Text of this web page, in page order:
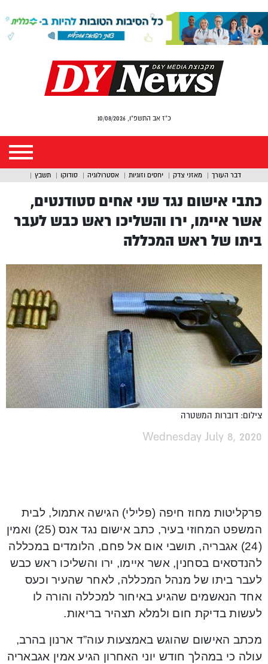
כ"ז אב התשפ"ו, 10/08/2026
דבר העורך מאזני צדק יחסים וזוגיות אסטרולוגיה סודוקו תשבץ
כתבי אישום נגד שני אחים סטודנטים,
אשר איימו, ירו והשליכו ראש כבש לעבר
ביתו של ראש המכללה
צילום: דוברות המשטרה
Wednesday July 8, 2020
פרקליטות מחוז חיפה (פלילי) הגישה אתמול, לבית
המשפט המחוזי בעיר, כתב אישום נגד אנס (25) ואמין
(24) אגבריה, תושבי אום אל פחם, הלומדים במכללה
להנדסאים בסחנין, אשר איימו, ירו והשליכו ראש כבש
לעבר ביתו של מנהל המכללה, לאחר שהעיר וכעס
אחד הנאשמים שהגיע באיחור למכללה והורה לו
לעשות בדיקת חום ולמלא תצהיר בריאות.
מכתב האישום שהוגש באמצעות עוה”ד ארנון בהרב,
עולה כי במהלך חודש יוני האחרון הגיע אמין אגבאריה